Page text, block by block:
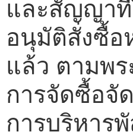
และสัญญา
อนุมัติสั่งซื้อ
แล้ว ตามพ
การจัดซื้อจั
การบริหาร